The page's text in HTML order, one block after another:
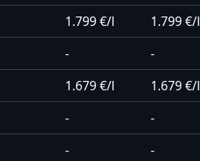
1.799 €/l 1.799 €/l
- -
1.679 €/l 1.679 €/l
- -
- -